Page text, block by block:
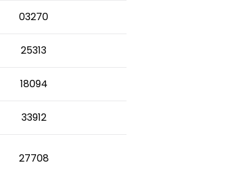
03270
25313
18094
33912
27708